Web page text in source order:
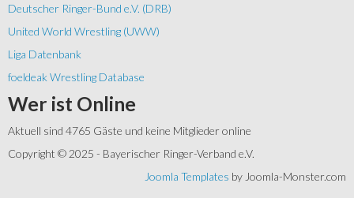
Deutscher Ringer-Bund e.V. (DRB)
United World Wrestling (UWW)
Liga Datenbank
foeldeak Wrestling Database
Wer ist Online
Aktuell sind 4765 Gäste und keine Mitglieder online
Copyright © 2025 - Bayerischer Ringer-Verband e.V.
Joomla Templates by Joomla-Monster.com